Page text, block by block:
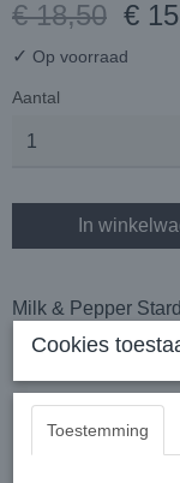
€ 18,50 €
✓ Op voorraad
Aantal
In
Milk & Pepper
De Milk & Pepper
Cookies
Toestemming